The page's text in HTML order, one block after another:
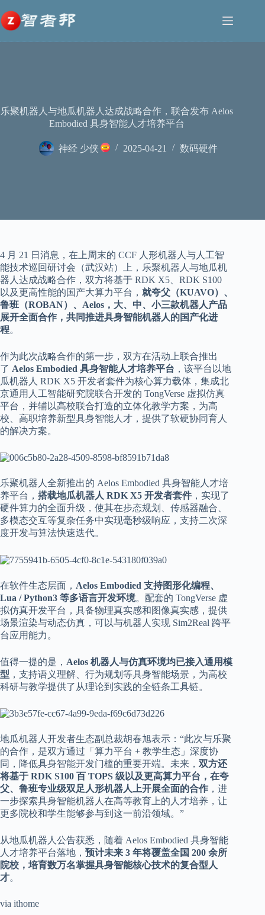
至
内
容
乐聚机器人与地瓜机器人达成战略合作，联合发布 Aelos
Embodied 具身智能人才培养平台
神经 少侠 2025-04-21 数码硬件
4 月 21 日消息，在上周末的 CCF 人形机器人与人工智
能技术巡回研讨会（武汉站）上，乐聚机器人与地瓜机
器人达成战略合作，双方将基于 RDK X5、RDK S100
以及更高性能的国产大算力平台， 就夸父（KUAVO）、
鲁班（ROBAN）、Aelos，大、中、小三款机器人产品
展开全面合作，共同推进具身智能机器人的国产化进
程。
作为此次战略合作的第一步，双方在活动上联合推出
了 Aelos Embodied 具身智能人才培养平台 ，该平台以地
瓜机器人 RDK X5 开发者套件为核心算力载体，集成北
京通用人工智能研究院联合开发的 TongVerse 虚拟仿真
平台，并辅以高校联合打造的立体化教学方案，为高
校、高职培养新型具身智能人才，提供了软硬协同育人
的解决方案。
乐聚机器人全新推出的 Aelos Embodied 具身智能人才培
养平台， 搭载地瓜机器人 RDK X5 开发者套件，实现了
硬件算力的全面升级，使其在步态规划、传感器融合、
多模态交互等复杂任务中实现毫秒级响应，支持二次深
度开发与算法快速迭代。
在软件生态层面， Aelos Embodied 支持图形化编程、
Lua / Python3 等多语言开发环境。配套的 TongVerse 虚
拟仿真开发平台，具备物理真实感和图像真实感，提供
场景渲染与动态仿真，可以与机器人实现 Sim2Real 跨平
台应用能力。
值得一提的是， Aelos 机器人与仿真环境均已接入通用模
型 ，支持语义理解、行为规划等具身智能场景，为高校
科研与教学提供了从理论到实践的全链条工具链。
地瓜机器人开发者生态副总裁胡春旭表示：“此次与乐聚
的合作，是双方通过「算力平台 + 教学生态」深度协
同，降低具身智能开发门槛的重要开端。未来， 双方还
将基于 RDK S100 百 TOPS 级以及更高算力平台，在夸
父、鲁班专业级双足人形机器人上开展全面的合作 ，进
一步探索具身智能机器人在高等教育上的人才培养，让
更多院校和学生能够参与到这一前沿领域。”
从地瓜机器人公告获悉，随着 Aelos Embodied 具身智能
人才培养平台落地， 预计未来 3 年将覆盖全国 200 余所
院校，培育数万名掌握具身智能核心技术的复合型人
才。
via ithome